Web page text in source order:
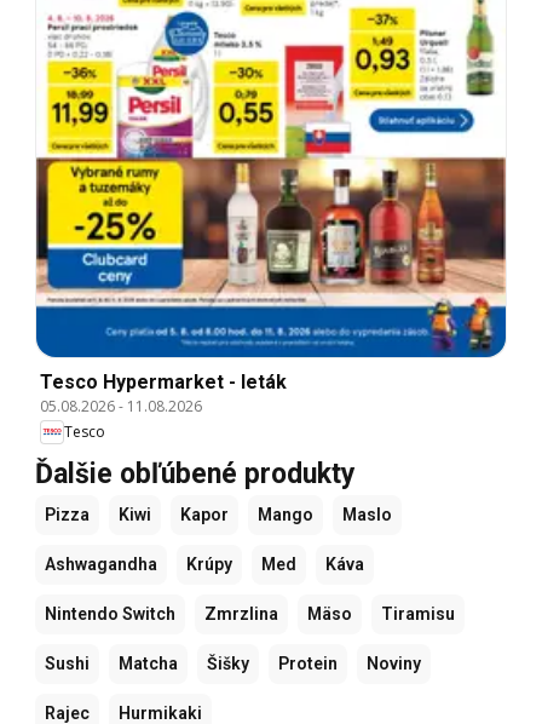
Tesco Hypermarket - leták
05.08.2026- 11.08.2026
Tesco
Ďalšie obľúbené produkty
Pizza Kiwi Kapor Mango Maslo
Ashwagandha Krúpy Med Káva
Nintendo Switch Zmrzlina Mäso Tiramisu
Sushi Matcha Šišky Protein Noviny
Rajec Hurmikaki